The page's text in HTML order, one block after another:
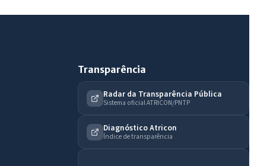
Transparência
Radar da Transparência Pública
Sistema oficial ATRICON/PNTP
Diagnóstico Atricon
Índice de transparência